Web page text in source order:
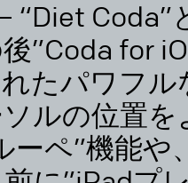
“Diet Coda”
”Coda for
たパワフ
ルの位置
ーペ”機能